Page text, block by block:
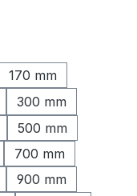
nicht verfügbar.)
170 mm
300 mm
500 mm
700 mm
900 mm